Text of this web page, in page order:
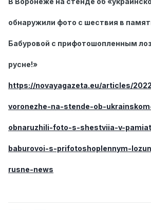
обнаружили фото с шествия в
Бабуровой с прифотошопленным
русне!»
https://novayagazeta.eu/articles/
voronezhe-na-stende-ob-
obnaruzhili-foto-s-shestviia-v-
baburovoi-s-prifotoshoplennym-
rusne-news